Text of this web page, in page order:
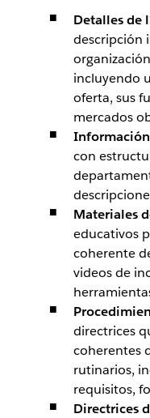
Detalles de
descripción
incluyendo
oferta, sus
mercados
con
Materiales
educativos
coherente
videos de
directrices
coherentes
rutinarios,
requisitos,
Directrices